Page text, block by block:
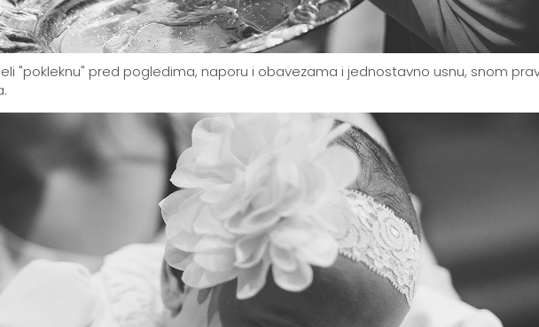
"pokleknu" pred pogledima, naporu i obavezama i jednostavno usnu, snom